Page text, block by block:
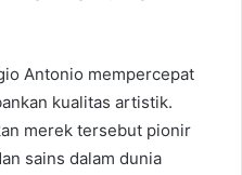
Antonio mempercepat
kualitas artistik.
merek tersebut pionir
sains dalam dunia